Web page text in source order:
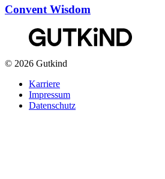
Convent Wisdom
© 2026 Gutkind
Karriere
Impressum
Datenschutz